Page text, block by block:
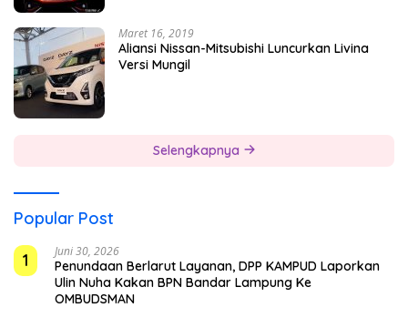
Maret 16, 2019
Aliansi Nissan-Mitsubishi Luncurkan Livina
Versi Mungil
Selengkapnya
Popular Post
1
Juni 30, 2026
Penundaan Berlarut Layanan, DPP KAMPUD Laporkan
Ulin Nuha Kakan BPN Bandar Lampung Ke
OMBUDSMAN